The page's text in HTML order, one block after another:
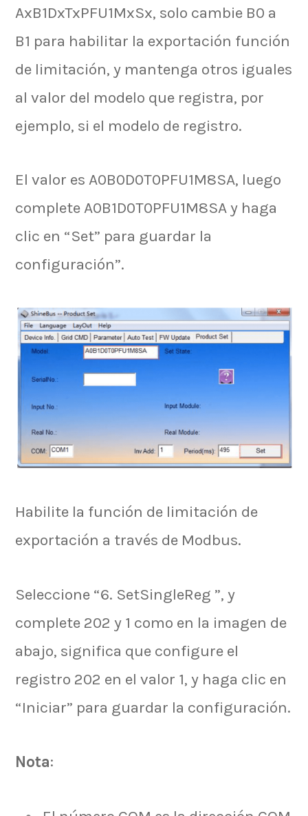
AxB1DxTxPFU1MxSx, solo cambie B0 a
B1 para habilitar la exportación función
de limitación, y mantenga otros iguales
al valor del modelo que registra, por
ejemplo, si el modelo de registro.
El valor es A0B0D0T0PFU1M8SA, luego
complete A0B1D0T0PFU1M8SA y haga
clic en “Set” para guardar la
configuración”.
Habilite la función de limitación de
exportación a través de Modbus.
Seleccione “6. SetSingleReg ”, y
complete 202 y 1 como en la imagen de
abajo, significa que configure el
registro 202 en el valor 1, y haga clic en
“Iniciar” para guardar la configuración.
Nota: